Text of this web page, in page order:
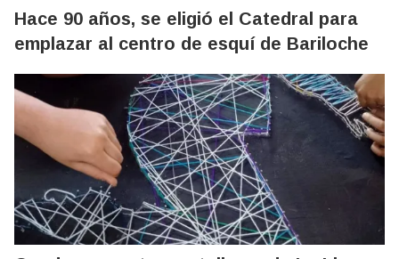
Hace 90 años, se eligió el Catedral para
emplazar al centro de esquí de Bariloche